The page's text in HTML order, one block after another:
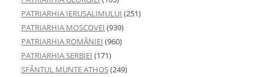
PATRIARHIA IERUSALIMULUI (251)
PATRIARHIA MOSCOVEI (939)
PATRIARHIA ROMÂNIEI (960)
PATRIARHIA SERBIEI (171)
SFÂNTUL MUNTE ATHOS(249)